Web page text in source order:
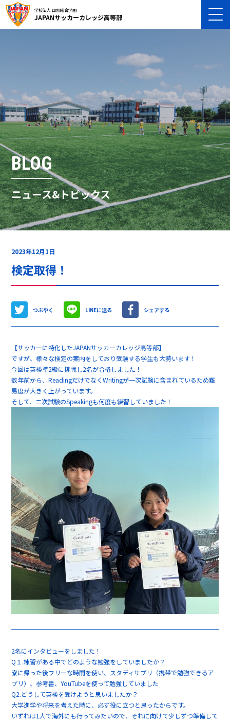
学校法人 国際総合学園
JAPANサッカーカレッジ高等部
BLOG
ニュース&トピックス
2023年12月1日
検定取得！
つぶやく LINEに送る シェアする
【サッカーに特化したJAPANサッカーカレッジ高等部】
ですが、様々な検定の案内をしており受験する学生も大勢います！
今回は英検準2級に挑戦し2名が合格しました！
数年前から、ReadingだけでなくWritingが一次試験に含まれているため難
易度が大きく上がっています。
そして、二次試験のSpeakingも何度も練習していました！
2名にインタビューをしました！
Q１.練習がある中でどのような勉強をしていましたか？
寮に帰った後フリーな時間を使い、スタディサプリ（携帯で勉強できるア
プリ）、参考書、YouTubeを使って勉強していました
Q2.どうして英検を受けようと思いましたか？
大学進学や将来を考えた時に、必ず役に立つと思ったからです。
いずれは1人で海外にも行ってみたいので、それに向けて少しずつ準備して